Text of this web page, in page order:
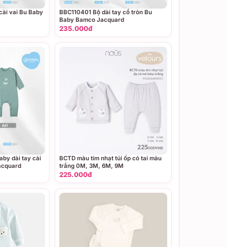
vai Bu Baby
BBC110401 Bộ dài tay cổ tròn Bu
Baby Bamco Jacquard
235.000đ
dài tay cài
BCTD màu tím nhạt túi ốp có tai màu
trắng 0M, 3M, 6M, 9M
225.000đ